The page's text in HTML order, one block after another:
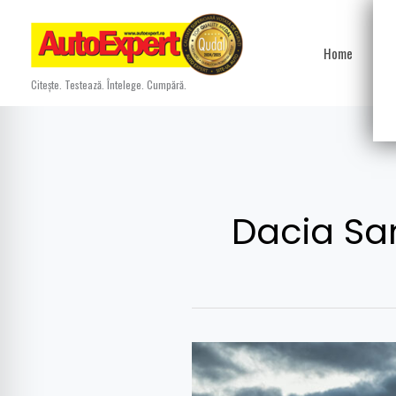
content
Citește. Testează. Întelege. Cumpără.
Home
Dacia
Am
condus